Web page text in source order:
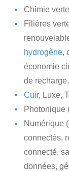
Chimie
Filières
hydrogène,
économie
de
Cuir, Luxe,
Photonique
Numérique
connectés,
connecté,
données,